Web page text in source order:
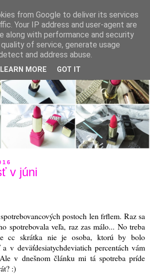
v júni
postoch len frflem. Raz sa
spotrebovala veľa, raz zas málo... No treba
cc skrátka nie je osoba, ktorú by bolo
v deväťdesiatychdeviatich percentách vám
v dnešnom článku mi tá spotreba príde
:)
from Google to deliver its services
Your IP address and user-agent are
along with performance and security
of service, generate usage
and address abuse.
LEARN MORE GOT IT